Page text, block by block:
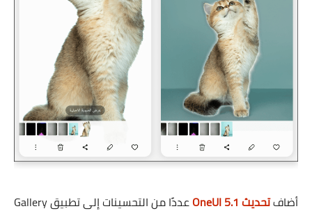
أضافتحديث OneUI 5.1
عددًا من التحسينات إلى تطبيق Gallery